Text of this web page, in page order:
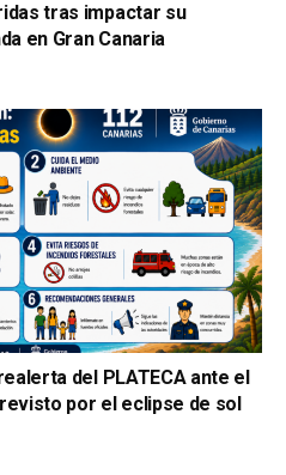
tras impactar su
en Gran Canaria
del PLATECA ante el
por el eclipse de sol